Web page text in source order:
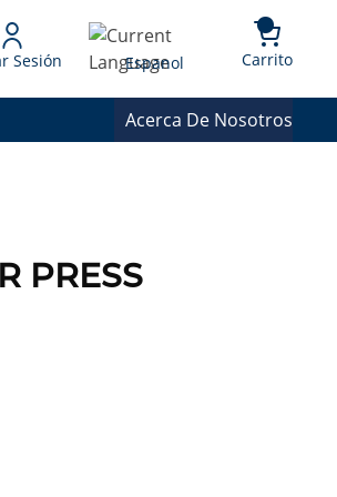
Sesión Language
Espanol Carrito{0}
Acerca De Nosotros
PRESS